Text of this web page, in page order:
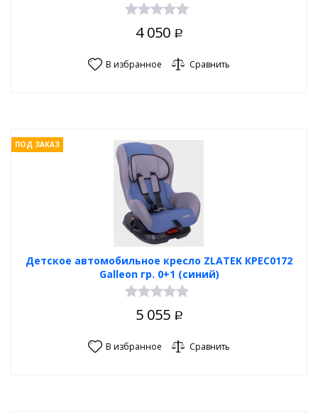
4 050 Р
В избранное Сравнить
Детское автомобильное кресло ZLATEK КРЕС0172
Galleon гр. 0+1 (синий)
ПОД ЗАКАЗ
5 055 Р
В избранное Сравнить